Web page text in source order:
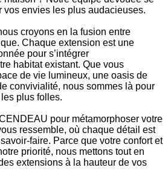
vos envies les plus audacieuses.
croyons en la fusion entre
Chaque extension est une
pour s’intégrer
habitat existant. Que vous
de vie lumineux, une oasis de
convivialité, nous sommes là pour
plus folles.
pour métamorphoser votre
ressemble, où chaque détail est
faire. Parce que votre confort et
priorité, nous mettons tout en
extensions à la hauteur de vos